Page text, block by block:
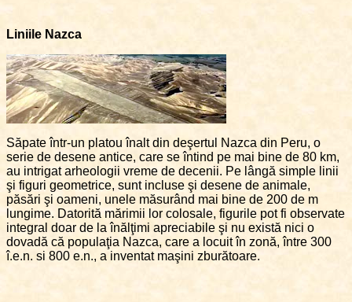
Liniile Nazca
Săpate într-un platou înalt din deşertul Nazca din Peru, o
serie de desene antice, care se întind pe mai bine de 80 km,
au intrigat arheologii vreme de decenii. Pe lângă simple linii
şi figuri geometrice, sunt incluse şi desene de animale,
păsări şi oameni, unele măsurând mai bine de 200 de m
lungime. Datorită mărimii lor colosale, figurile pot fi observate
integral doar de la înălţimi apreciabile şi nu există nici o
dovadă că populaţia Nazca, care a locuit în zonă, între 300
î.e.n. si 800 e.n., a inventat maşini zburătoare.